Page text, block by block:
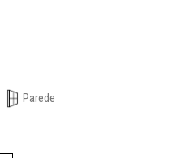
Parede